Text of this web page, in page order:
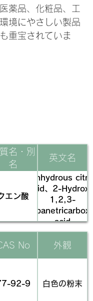
薬品、化粧品、工
境にやさしい製品
重宝されていま
名・別
名
英文名
エン酸
anhydrous citric
acid、2-Hydroxy-
1,2,3-
acid
No 外観
92-9 白色の粉末